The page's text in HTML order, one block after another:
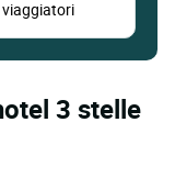
3 stelle